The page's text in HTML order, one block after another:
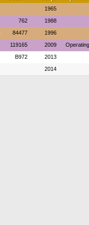
1965
762 1988
84477 1996
119165 2009
B972 2013
2014